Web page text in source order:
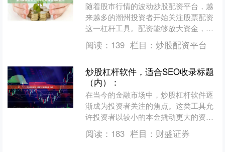
随着股市行情的波动炒股配资平台，越
来越多的潮州投资者开始关注股票配资
这一杠杆工具。配资能够放大资金，提
高收益潜力，但同时也伴随较高风险。
本文将围绕潮州本地投资者....
阅读： 139 栏目： 炒股配资平台
炒股杠杆软件，适合SEO收录标题
（内）：
在当今的金融市场中，炒股杠杆软件逐
渐成为投资者关注的焦点。这类工具允
许投资者以较小的本金撬动更大的资金
进行交易，理论上可以放大收益，但同
时也伴随着显著的风险。本....
阅读： 183 栏目： 财盛证券